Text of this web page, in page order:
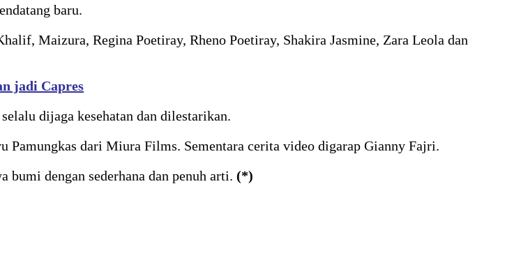
baru.
Maizura, Regina Poetiray, Rheno Poetiray, Shakira Jasmine, Zara Leola dan
jadi Capres
dijaga kesehatan dan dilestarikan.
Pamungkas dari Miura Films. Sementara cerita video digarap Gianny Fajri.
bumi dengan sederhana dan penuh arti. (*)